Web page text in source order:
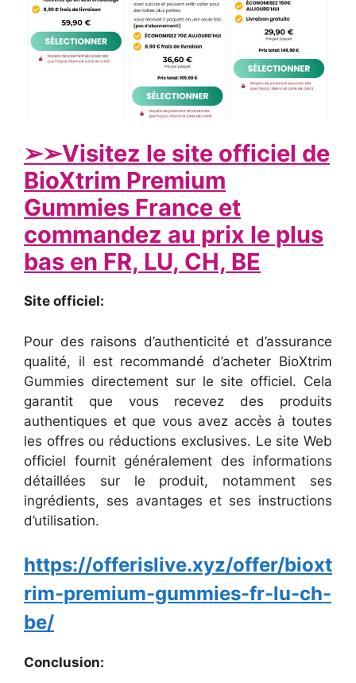
➢➢Visitez le site officiel de
BioXtrim Premium
Gummies France et
commandez au prix le plus
bas en FR, LU, CH, BE
Site officiel:
Pour des raisons d’authenticité et d’assurance
qualité, il est recommandé d’acheter BioXtrim
Gummies directement sur le site officiel. Cela
garantit que vous recevez des produits
authentiques et que vous avez accès à toutes
les offres ou réductions exclusives. Le site Web
officiel fournit généralement des informations
détaillées sur le produit, notamment ses
ingrédients, ses avantages et ses instructions
d’utilisation.
https://offerislive.xyz/offer/bioxt
rim-premium-gummies-fr-lu-ch-
be/
Conclusion: